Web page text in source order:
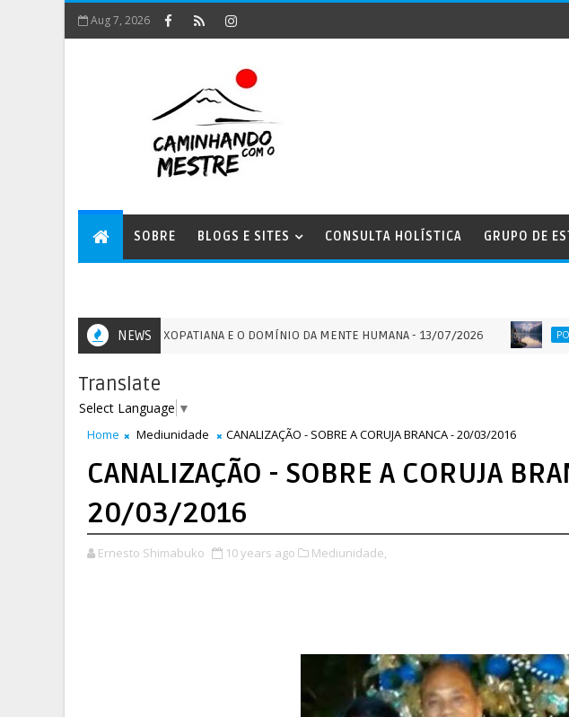
Aug 7, 2026
SOBRE BLOGS E SITES CONSULTA HOLÍSTICA GRUPO DE
NEWS
A ENERGIA XOPATIANA E O DOMÍNIO DA MENTE HUMANA - 13/07/2026 PORTAIS
Translate
Select Language ▼
Home Mediunidade CANALIZAÇÃO - SOBRE A CORUJA BRANCA - 20/03/2016
CANALIZAÇÃO - SOBRE A CORUJA
20/03/2016
Ernesto Shimabuko 10 years ago Mediunidade,